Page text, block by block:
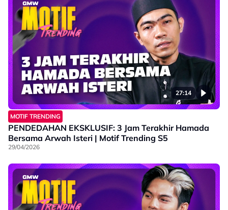
27:14
MOTIF TRENDING
PENDEDAHAN EKSKLUSIF: 3 Jam Terakhir Hamada
Bersama Arwah Isteri | Motif Trending S5
29/04/2026